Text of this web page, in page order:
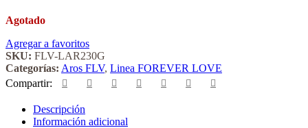
Agotado
Agregar a favoritos
SKU: FLV-LAR230G
Categorías: Aros FLV, Linea FOREVER LOVE
Compartir:
Descripción
Información adicional